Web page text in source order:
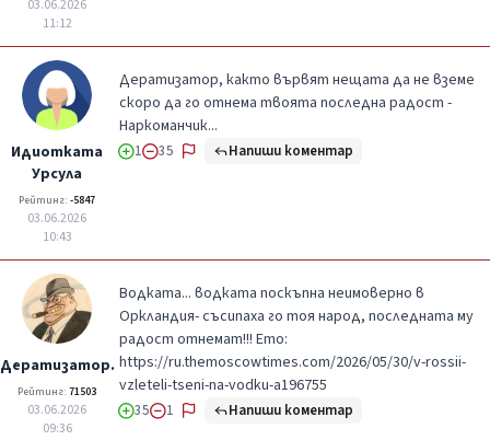
03.06.2026
11:12
Идиотката
Урсула
Рейтинг: -5847
03.06.2026
10:43
Дератизатор, както вървят нещата да не вземе
скоро да го отнема твоята последна радост -
Наркоманчик...
1 35 Напиши коментар
Дератизатор.
Рейтинг: 71503
03.06.2026
09:36
Водката... водката поскъпна неимоверно в
Оркландия- съсипаха го тоя народ, последната му
радост отнемат!!! Ето:
https://ru.themoscowtimes.com/2026/05/30/v-rossii-
vzleteli-tseni-na-vodku-a196755
35 1 Напиши коментар